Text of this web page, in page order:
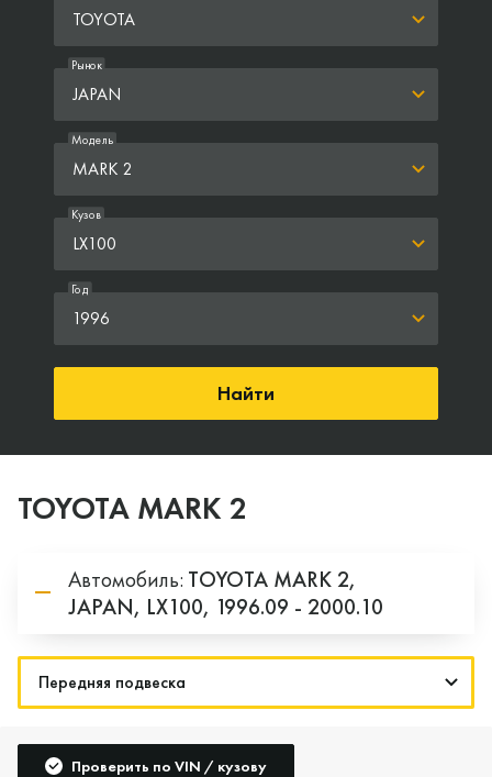
TOYOTA
JAPAN
Рынок
MARK 2
Модель
LX100
Кузов
1996
Год
Найти
TOYOTA MARK 2
Автомобиль: TOYOTA MARK 2,
JAPAN, LX100, 1996.09 - 2000.10
Проверить по VIN / кузову